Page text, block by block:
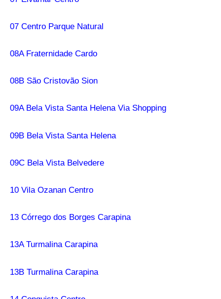
07 Centro Parque Natural
08A Fraternidade Cardo
08B São Cristovão Sion
09A Bela Vista Santa Helena Via Shopping
09B Bela Vista Santa Helena
09C Bela Vista Belvedere
10 Vila Ozanan Centro
13 Córrego dos Borges Carapina
13A Turmalina Carapina
13B Turmalina Carapina